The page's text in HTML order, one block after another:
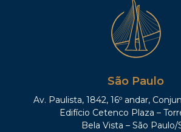
São Paulo
Av. Paulista, 1842, 16º andar,
Edifício Cetenco Plaza –
Bela Vista – São Paulo/